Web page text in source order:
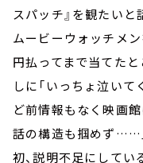
スパッチ』を観たいと
ムービーウォッチメ
円払ってまで当てた
しに「いっちょ泣いて
ど前情報もなく映画
話の構造も掴めず……
初、説明不足にしてい